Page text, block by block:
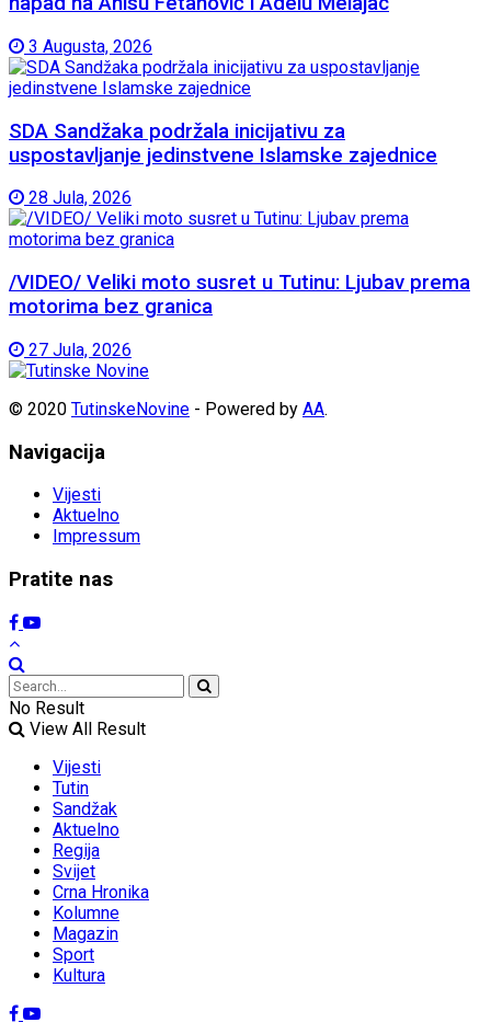
3 Augusta, 2026
SDA Sandžaka podržala inicijativu za
uspostavljanje jedinstvene Islamske zajednice
28 Jula, 2026
/VIDEO/ Veliki moto susret u Tutinu: Ljubav prema
motorima bez granica
27 Jula, 2026
© 2020 TutinskeNovine - Powered by AA.
Navigacija
Vijesti
Aktuelno
Impressum
Pratite nas
No Result
View All Result
Vijesti
Tutin
Sandžak
Aktuelno
Regija
Svijet
Crna Hronika
Kolumne
Magazin
Sport
Kultura